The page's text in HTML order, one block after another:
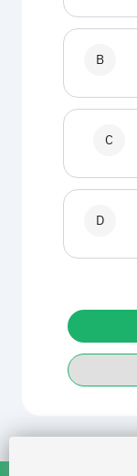
B
C
D